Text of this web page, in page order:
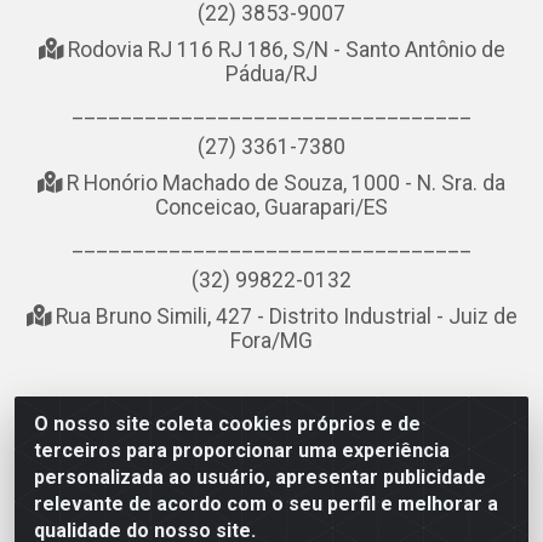
O nosso site coleta cookies próprios e de
terceiros para proporcionar uma experiência
personalizada ao usuário, apresentar publicidade
relevante de acordo com o seu perfil e melhorar a
qualidade do nosso site.
(22) 3853-9007
Rodovia RJ 116 RJ 186, S/N - Santo Antônio de
Pádua/RJ
(27) 3361-7380
R Honório Machado de Souza, 1000 - N. Sra. da
Conceicao, Guarapari/ES
(32) 99822-0132
Rua Bruno Simili, 427 - Distrito Industrial - Juiz de
Fora/MG
NOBREDO COMÉRCIO E LOGÍSTICA LTDA - AV DA ABDIAS
JOSÉ DOS SANTOS, LADO ÍMPAR 8921 - RIO DO OURO, SÃO
GONÇALO/RJ - CEP 24.756-151 - CNPJ 21.074.121/0001-58